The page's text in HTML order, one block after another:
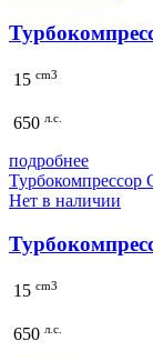
15 cm3
650 л.с.
подробнее
Турбокомпрессор
Нет в наличии
15 cm3
650 л.с.